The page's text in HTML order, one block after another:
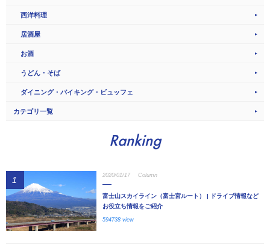
西洋料理
居酒屋
お酒
うどん・そば
ダイニング・バイキング・ビュッフェ
カテゴリ一覧
Ranking
1 2020/01/17 Column
富士山スカイライン（富士宮ルート） | ドライブ情報など
お役立ち情報をご紹介
594738 view